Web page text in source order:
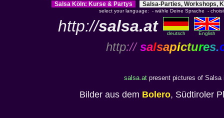
Salsa Köln: Kurse& Partys Salsa-Parties, Workshops,
select your language: - wähle Deine Sprache -
http://salsa.at deutsch English
http:// salsapictures.
salsa.at present pictures of
Bilder aus dem Bolero, Südtiroler